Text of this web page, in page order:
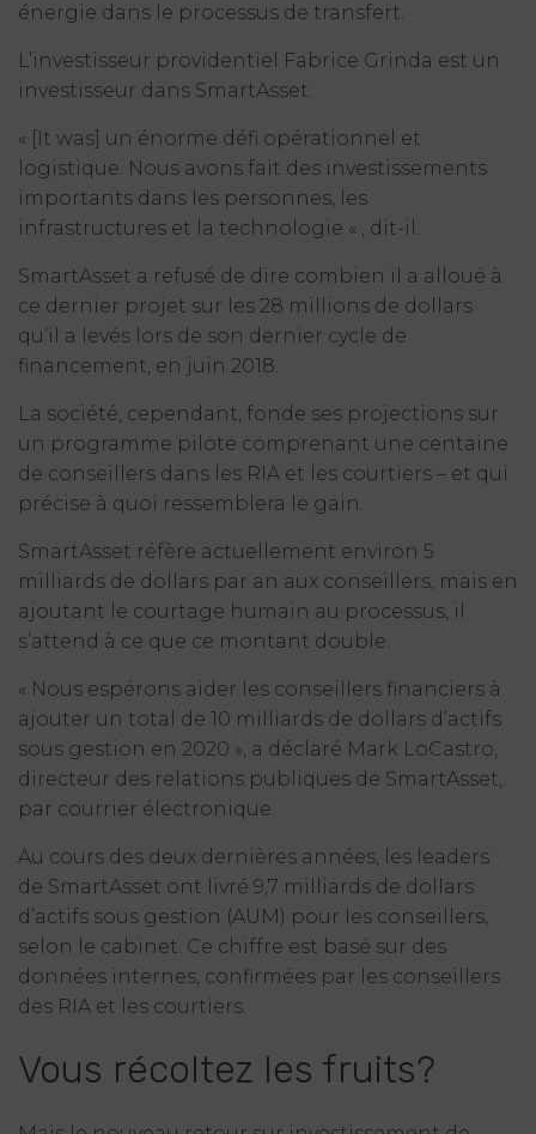
énergie dans le processus de transfert.
L’investisseur providentiel Fabrice Grinda est un
investisseur dans SmartAsset.
« [It was] un énorme défi opérationnel et
logistique. Nous avons fait des investissements
importants dans les personnes, les
infrastructures et la technologie « , dit-il.
SmartAsset a refusé de dire combien il a alloué à
ce dernier projet sur les 28 millions de dollars
qu’il a levés lors de son dernier cycle de
financement, en juin 2018.
La société, cependant, fonde ses projections sur
un programme pilote comprenant une centaine
de conseillers dans les RIA et les courtiers – et qui
précise à quoi ressemblera le gain.
SmartAsset réfère actuellement environ 5
milliards de dollars par an aux conseillers, mais en
ajoutant le courtage humain au processus, il
s’attend à ce que ce montant double.
« Nous espérons aider les conseillers financiers à
ajouter un total de 10 milliards de dollars d’actifs
sous gestion en 2020 », a déclaré Mark LoCastro,
directeur des relations publiques de SmartAsset,
par courrier électronique.
Au cours des deux dernières années, les leaders
de SmartAsset ont livré 9,7 milliards de dollars
d’actifs sous gestion (AUM) pour les conseillers,
selon le cabinet. Ce chiffre est basé sur des
données internes, confirmées par les conseillers
des RIA et les courtiers.
Vous récoltez les fruits?